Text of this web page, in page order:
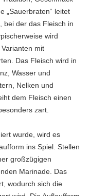
„Sauerbraten“ leitet
bei der das Fleisch in
wird
mit
Das Fleisch wird in
Wasser und
Nelken und
dem Fleisch einen
zart.
wurde, wird es
ins Spiel. Stellen
großzügigen
Marinade. Das
wodurch sich die